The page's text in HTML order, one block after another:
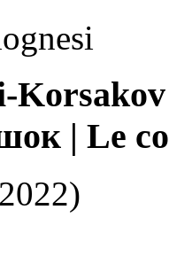
Korsakov
| Le